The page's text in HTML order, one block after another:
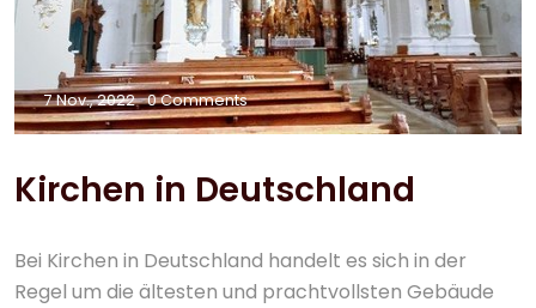
7 Nov., 2022 0 Comments
Kirchen in Deutschland
Bei Kirchen in Deutschland handelt es sich in der
Regel um die ältesten und prachtvollsten Gebäude